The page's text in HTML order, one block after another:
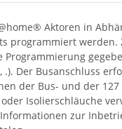
Aktoren in
programmiert werden.
Der Busanschluss
der Bus- und der 127
Isolierschläuche
zur